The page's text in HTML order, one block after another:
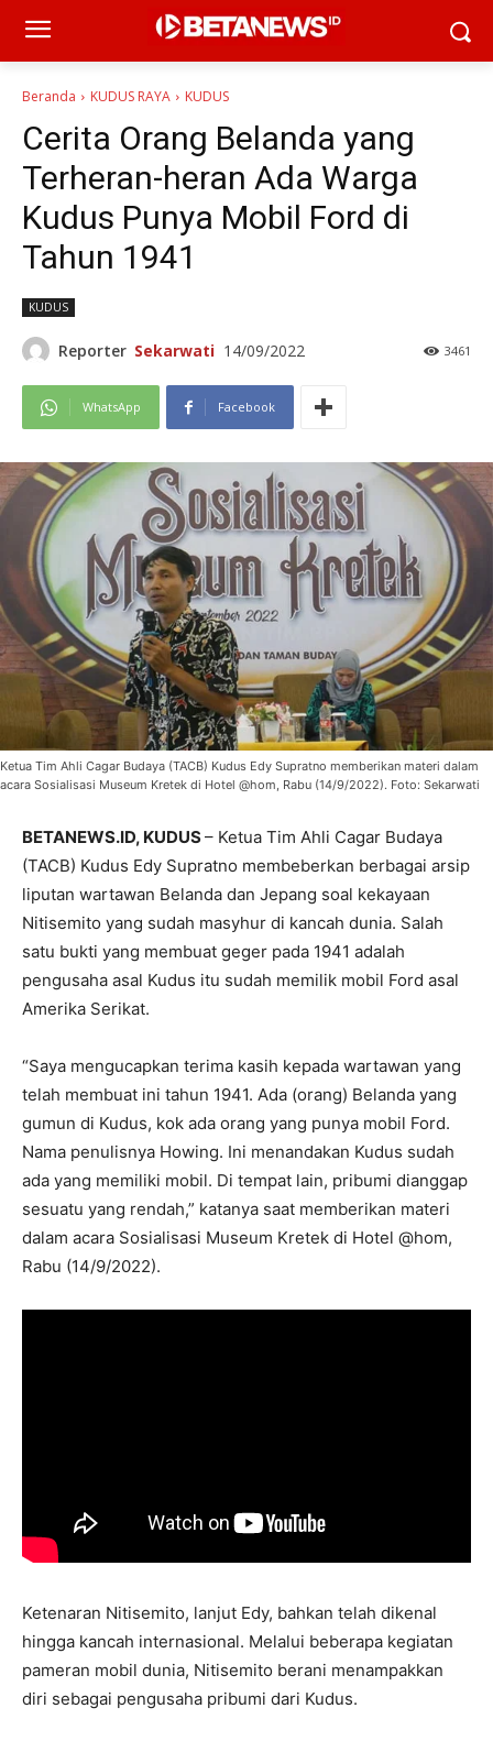
Beranda KUDUS RAYA KUDUS
Cerita Orang Belanda yang
Terheran-heran Ada Warga
Kudus Punya Mobil Ford di
Tahun 1941
KUDUS
Reporter Sekarwati 14/09/2022 3461
WhatsApp Facebook
Ketua Tim Ahli Cagar Budaya (TACB) Kudus Edy Supratno memberikan materi dalam
acara Sosialisasi Museum Kretek di Hotel @hom, Rabu (14/9/2022). Foto: Sekarwati
BETANEWS.ID, KUDUS– Ketua Tim Ahli Cagar Budaya
(TACB) Kudus Edy Supratno membeberkan berbagai arsip
liputan wartawan Belanda dan Jepang soal kekayaan
Nitisemito yang sudah masyhur di kancah dunia. Salah
satu bukti yang membuat geger pada 1941 adalah
pengusaha asal Kudus itu sudah memilik mobil Ford asal
Amerika Serikat.
“Saya mengucapkan terima kasih kepada wartawan yang
telah membuat ini tahun 1941. Ada (orang) Belanda yang
gumun di Kudus, kok ada orang yang punya mobil Ford.
Nama penulisnya Howing. Ini menandakan Kudus sudah
ada yang memiliki mobil. Di tempat lain, pribumi dianggap
sesuatu yang rendah,” katanya saat memberikan materi
dalam acara Sosialisasi Museum Kretek di Hotel @hom,
Rabu (14/9/2022).
Ketenaran Nitisemito, lanjut Edy, bahkan telah dikenal
hingga kancah internasional. Melalui beberapa kegiatan
pameran mobil dunia, Nitisemito berani menampakkan
diri sebagai pengusaha pribumi dari Kudus.